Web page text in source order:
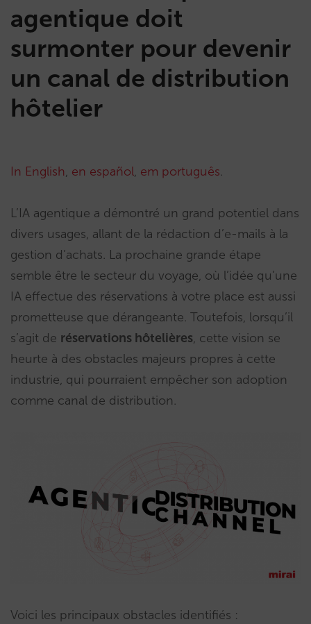
agentique doit
surmonter pour devenir
un canal de distribution
hôtelier
In English, en español, em português.
L’IA agentique a démontré un grand potentiel dans
divers usages, allant de la rédaction d’e-mails à la
gestion d’achats. La prochaine grande étape
semble être le secteur du voyage, où l’idée qu’une
IA effectue des réservations à votre place est aussi
prometteuse que dérangeante. Toutefois, lorsqu’il
s’agit de réservations hôtelières, cette vision se
heurte à des obstacles majeurs propres à cette
industrie, qui pourraient empêcher son adoption
comme canal de distribution.
Voici les principaux obstacles identifiés :